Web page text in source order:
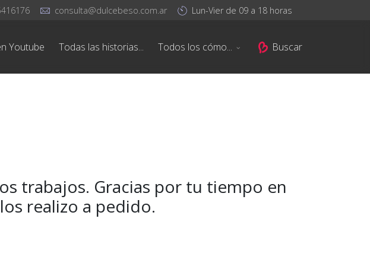
consulta@dulcebeso.com.ar Lun-Vier de 09 a 18 horas
Youtube Todas las historias... Todos los cómo... Buscar
trabajos. Gracias por tu tiempo en
realizo a pedido.